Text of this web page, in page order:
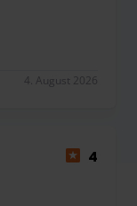
4. August 2026
4